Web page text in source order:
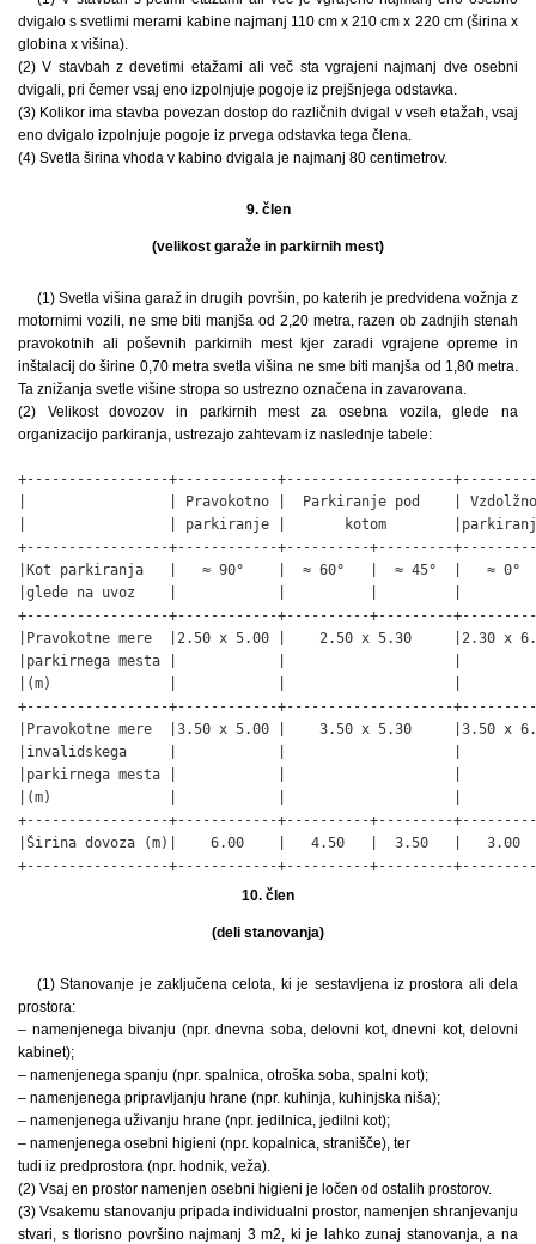
dvigalo s svetlimi merami kabine najmanj 110 cm x 210 cm x 220 cm (širina x
globina x višina).
(2) V stavbah z devetimi etažami ali več sta vgrajeni najmanj dve osebni
dvigali, pri čemer vsaj eno izpolnjuje pogoje iz prejšnjega odstavka.
(3) Kolikor ima stavba povezan dostop do različnih dvigal v vseh etažah, vsaj
eno dvigalo izpolnjuje pogoje iz prvega odstavka tega člena.
(4) Svetla širina vhoda v kabino dvigala je najmanj 80 centimetrov.
9. člen
(velikost garaže in parkirnih mest)
(1) Svetla višina garaž in drugih površin, po katerih je predvidena vožnja z
motornimi vozili, ne sme biti manjša od 2,20 metra, razen ob zadnjih stenah
pravokotnih ali poševnih parkirnih mest kjer zaradi vgrajene opreme in
inštalacij do širine 0,70 metra svetla višina ne sme biti manjša od 1,80 metra.
Ta znižanja svetle višine stropa so ustrezno označena in zavarovana.
(2) Velikost dovozov in parkirnih mest za osebna vozila, glede na
organizacijo parkiranja, ustrezajo zahtevam iz naslednje tabele:
+-----------------+------------+--------------------
|                 | Pravokotno |  Parkiranje pod    |
|                 | parkiranje |       kotom
+-----------------+------------+----------+---------
|Kot parkiranja   |   ≈ 90°    |  ≈ 60°   |  ≈ 45°  |   ≈ 0°
|glede na uvoz    |            |          |         |
+-----------------+------------+----------+---------
|Pravokotne mere  |2.50 x 5.00 |    2.50 x 5.30     |2.30 x
|parkirnega mesta |            |                    |
|(m)              |            |                    |
+-----------------+------------+--------------------
|Pravokotne mere  |3.50 x 5.00 |    3.50 x 5.30     |3.50 x
|invalidskega     |            |                    |
|parkirnega mesta |            |                    |
|(m)              |            |                    |
+-----------------+------------+----------+---------
|Širina dovoza (m)|    6.00    |   4.50   |  3.50   |   3.00
+-----------------+------------+----------+---------
10. člen
(deli stanovanja)
(1) Stanovanje je zaključena celota, ki je sestavljena iz prostora ali dela
prostora:
– namenjenega bivanju (npr. dnevna soba, delovni kot, dnevni kot, delovni
kabinet);
– namenjenega spanju (npr. spalnica, otroška soba, spalni kot);
– namenjenega pripravljanju hrane (npr. kuhinja, kuhinjska niša);
– namenjenega uživanju hrane (npr. jedilnica, jedilni kot);
– namenjenega osebni higieni (npr. kopalnica, stranišče), ter
tudi iz predprostora (npr. hodnik, veža).
(2) Vsaj en prostor namenjen osebni higieni je ločen od ostalih prostorov.
(3) Vsakemu stanovanju pripada individualni prostor, namenjen shranjevanju
stvari, s tlorisno površino najmanj 3 m2, ki je lahko zunaj stanovanja, a na